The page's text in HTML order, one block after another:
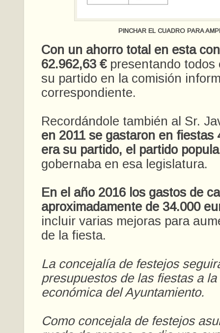
PINCHAR EL CUADRO PARA
Con un ahorro total en esta
62.962,63 € presentando todos
su partido en la comisión
correspondiente.
Recordándole también al Sr.
en 2011 se gastaron en fiestas
era su partido, el partido
gobernaba en esa legislatura.
En el año 2016 los gastos de
aproximadamente de 34.000
incluir varias mejoras para
de la fiesta.
La concejalía de festejos
presupuestos de las fiestas a
económica del Ayuntamiento.
Como concejala de festejos